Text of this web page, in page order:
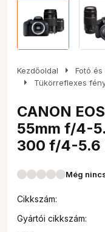
Kezdőoldal arrow_right Fotó
arrow_right Tükörreflexes
CANON
55mm f/4-
300 f/4-5.6
Még
Cikkszám:
Gyártói cikkszám: